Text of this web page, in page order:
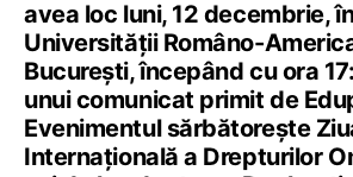
avea loc luni, 12 decembrie,
Universității Româno-
București, începând cu ora
unui comunicat primit de
Evenimentul sărbătorește
Internațională a Drepturilor